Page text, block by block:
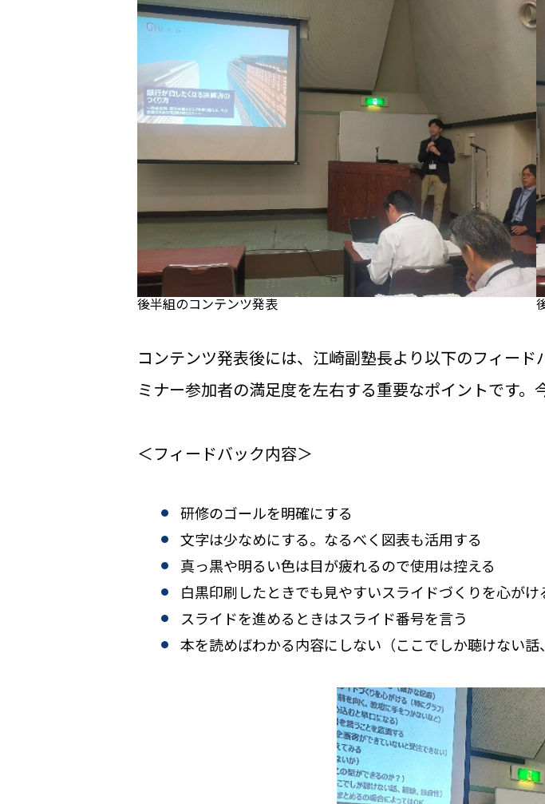
後半組のコンテンツ発表
コンテンツ発表後には、江崎副塾長より以下のフィー
ミナー参加者の満足度を左右する重要なポイントです。
＜フィードバック内容＞
研修のゴールを明確にする
文字は少なめにする。なるべく図表も活用する
真っ黒や明るい色は目が疲れるので使用は控える
白黒印刷したときでも見やすいスライドづくりを心がけ
スライドを進めるときはスライド番号を言う
本を読めばわかる内容にしない（ここでしか聴けない